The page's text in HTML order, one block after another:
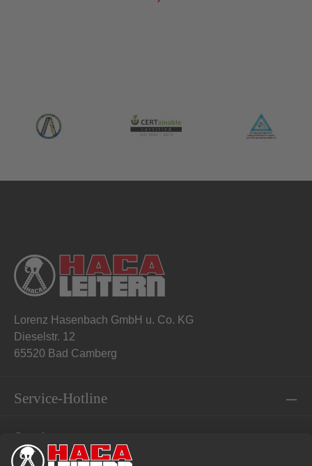
Lorenz Hasenbach GmbH u. Co. KG
Dieselstr. 12
65520 Bad Camberg
Service-Hotline
Service